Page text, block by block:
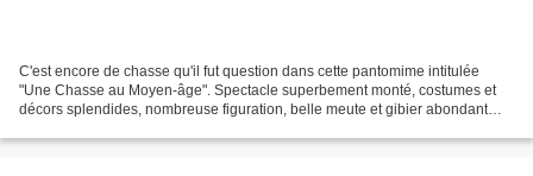
C'est encore de chasse qu'il fut question dans cette pantomime intitulée
"Une Chasse au Moyen-âge". Spectacle superbement monté, costumes et
décors splendides, nombreuse figuration, belle meute et gibier abondant